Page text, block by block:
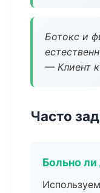
Ботокс и
— Клиент
Часто
Больно ли